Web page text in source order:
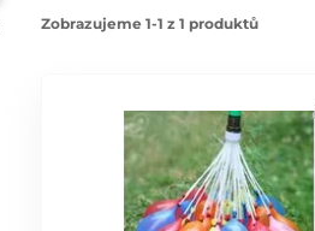
Zobrazujeme 1-1 z 1 produktů